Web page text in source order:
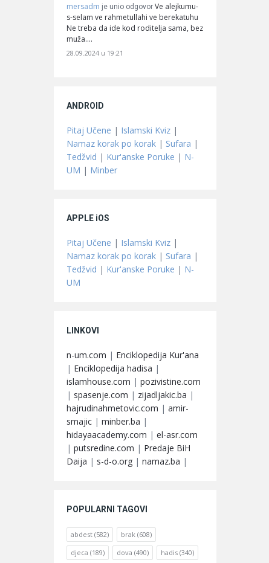
mersadm je unio odgovor Ve alejkumu-
s-selam ve rahmetullahi ve berekatuhu
Ne treba da ide kod roditelja sama, bez
muža.…
28.09.2024 u 19:21
ANDROID
Pitaj Učene | Islamski Kviz |
Namaz korak po korak | Sufara |
Tedžvid | Kur'anske Poruke | N-
UM | Minber
APPLE iOS
Pitaj Učene | Islamski Kviz |
Namaz korak po korak | Sufara |
Tedžvid | Kur'anske Poruke | N-
UM
LINKOVI
n-um.com | Enciklopedija Kur'ana
| Enciklopedija hadisa |
islamhouse.com | pozivistine.com
| spasenje.com | zijadljakic.ba |
hajrudinahmetovic.com | amir-
smajic | minber.ba |
hidayaacademy.com | el-asr.com
| putsredine.com | Predaje BiH
Daija | s-d-o.org | namaz.ba |
POPULARNI TAGOVI
abdest (582) brak (608)
djeca (189) dova (490) hadis (340)